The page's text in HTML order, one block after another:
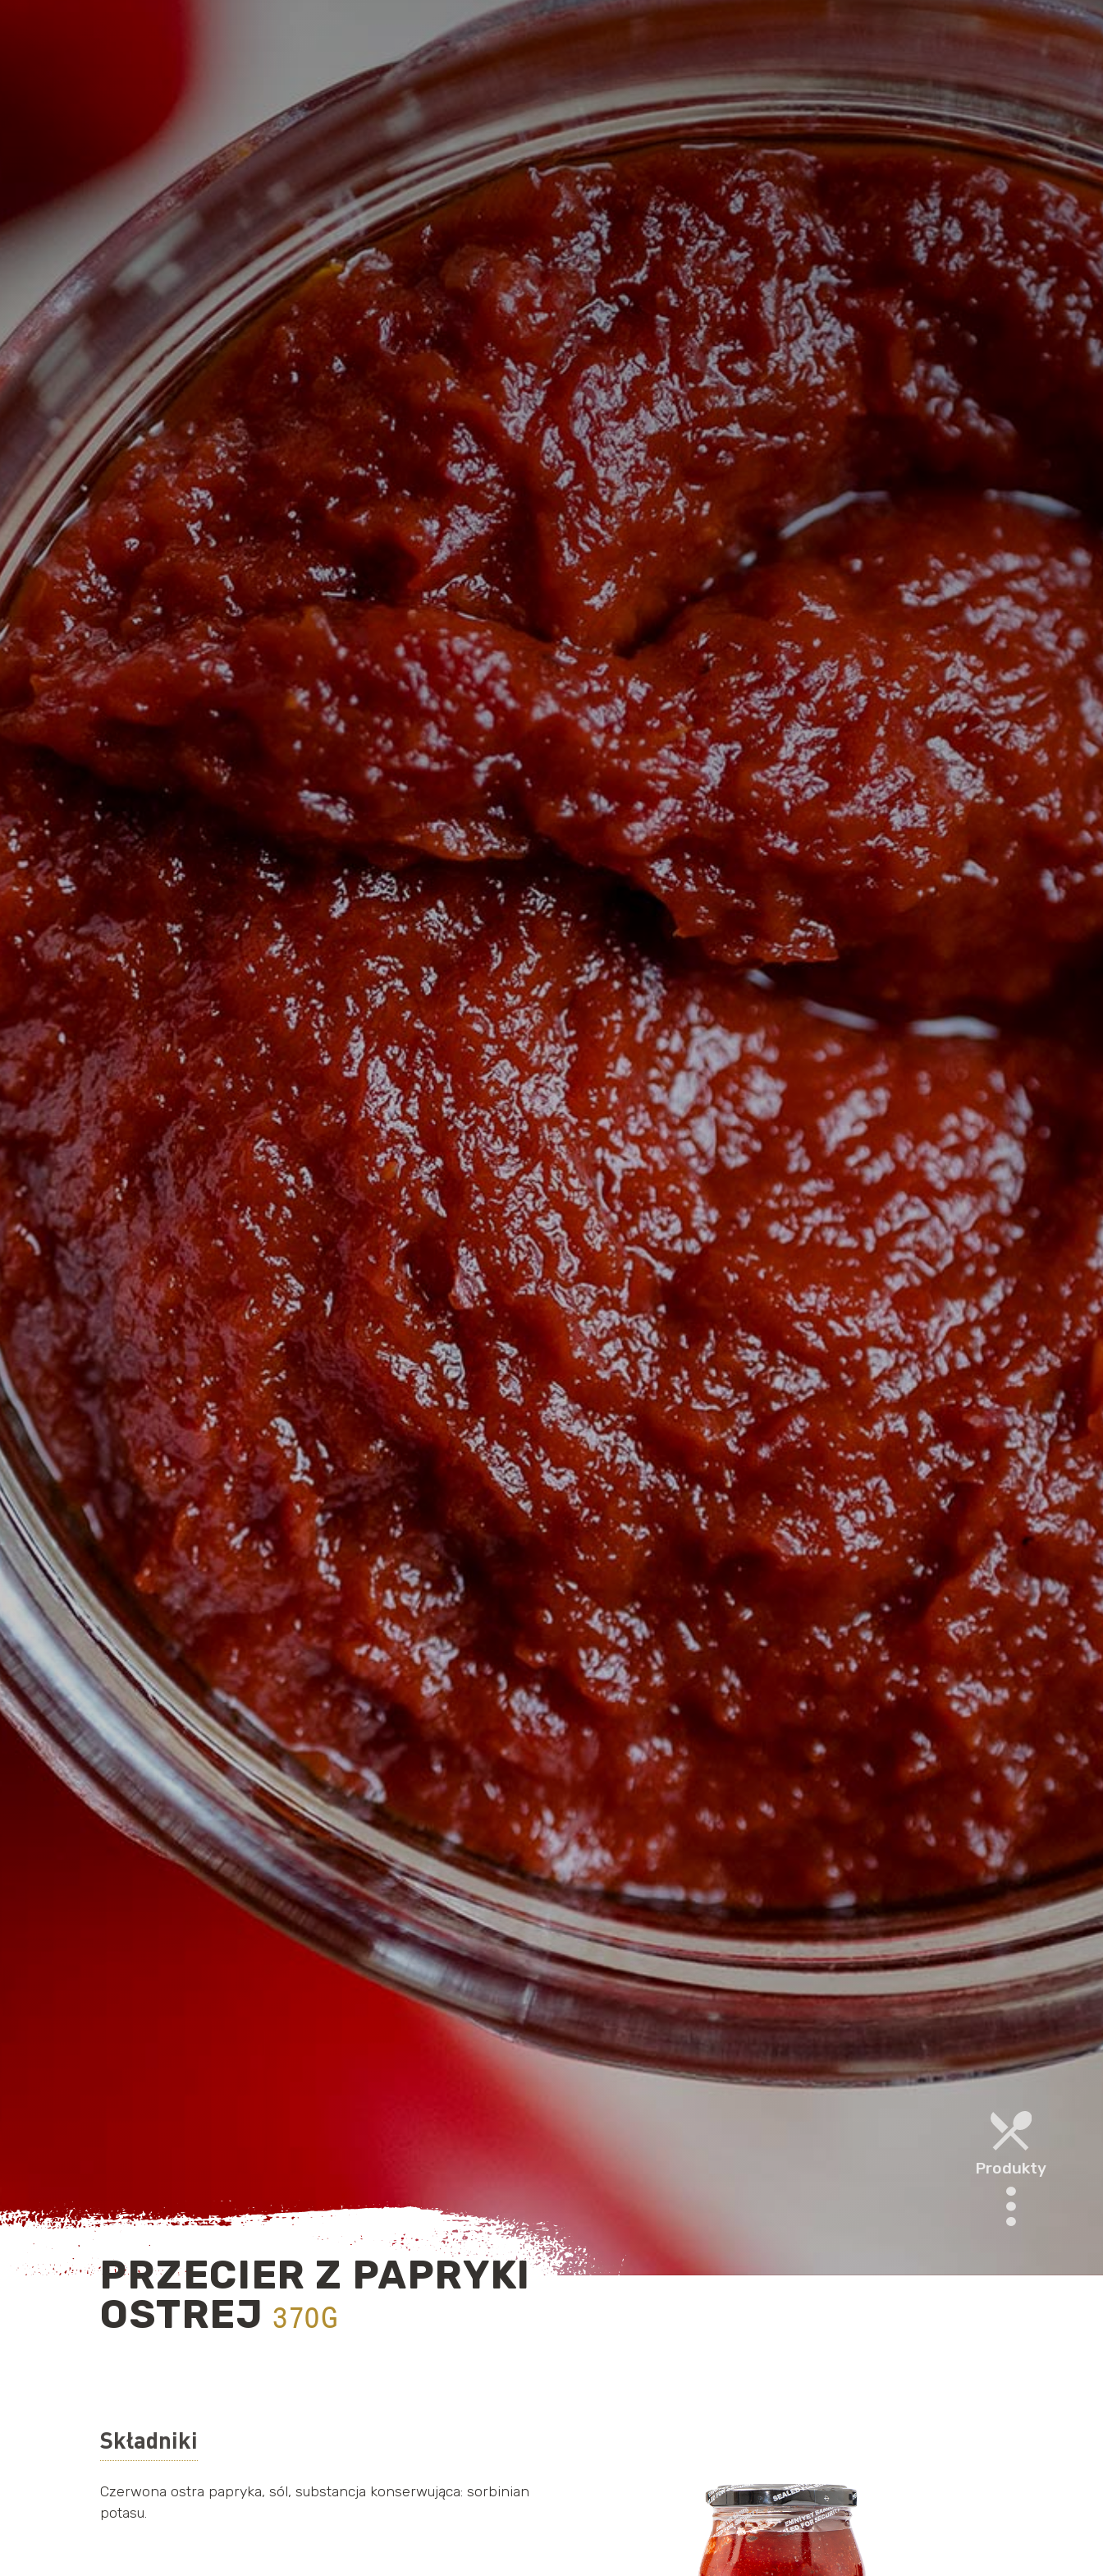
Produkty
PRZECIER Z PAPRYKI
OSTREJ 370G
Składniki
Czerwona ostra papryka, sól, substancja konserwująca: sorbinian
potasu.